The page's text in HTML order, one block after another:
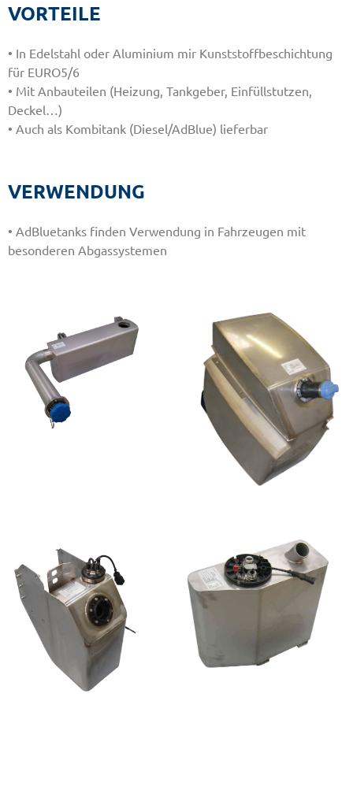
VORTEILE
• In Edelstahl oder Aluminium mir Kunststoffbeschichtung
für EURO5/6
• Mit Anbauteilen (Heizung, Tankgeber, Einfüllstutzen,
Deckel…)
• Auch als Kombitank (Diesel/AdBlue) lieferbar
VERWENDUNG
• AdBluetanks finden Verwendung in Fahrzeugen mit
besonderen Abgassystemen